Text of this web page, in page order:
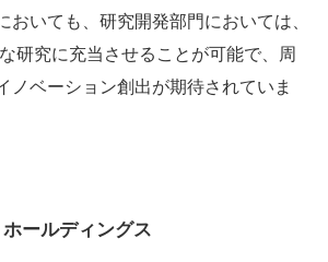
おいても、研究開発部門においては、
研究に充当させることが可能で、周
ノベーション創出が期待されていま
ールディングス